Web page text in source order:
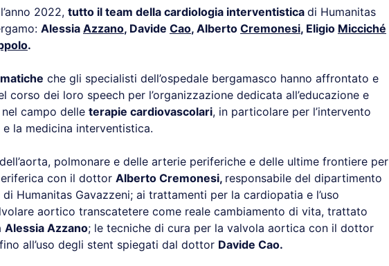
2022, tutto il team della cardiologia interventistica di Humanitas
Alessia Azzano, Davide Cao, Alberto Cremonesi, Eligio Micciché
.
che gli specialisti dell’ospedale bergamasco hanno affrontato e
corso dei loro speech per l’organizzazione dedicata all’educazione e
campo delle terapie cardiovascolari, in particolare per l’intervento
la medicina interventistica.
polmonare e delle arterie periferiche e delle ultime frontiere per
con il dottor Alberto Cremonesi, responsabile del dipartimento
Humanitas Gavazzeni; ai trattamenti per la cardiopatia e l’uso
aortico transcatetere come reale cambiamento di vita, trattato
Alessia Azzano; le tecniche di cura per la valvola aortica con il dottor
fino all’uso degli stent spiegati dal dottor Davide Cao.